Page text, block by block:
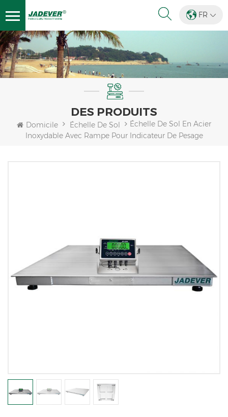
FR
DES PRODUITS
Domicile Échelle De Sol
Échelle De Sol En Acier
Inoxydable Avec Rampe Pour Indicateur De Pesage